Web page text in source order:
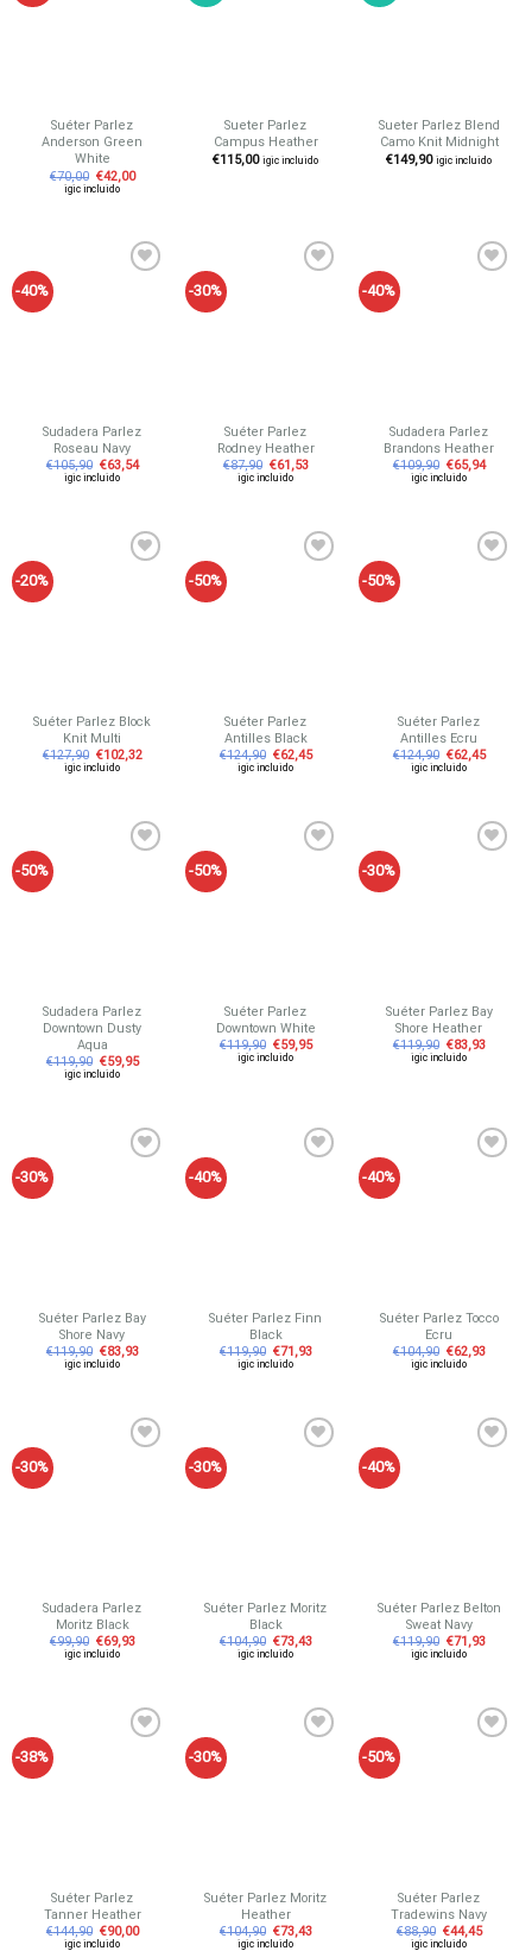
Suéter Parlez
Anderson Green
White
€70,00 €42,00
igic incluido
Sueter Parlez
Campus Heather
€115,00 igic incluido
Sueter Parlez Blend
Camo Knit Midnight
€149,90 igic incluido
-40%
Sudadera Parlez
Roseau Navy
€105,90 €63,54
igic incluido
-30%
Suéter Parlez
Rodney Heather
€87,90 €61,53
igic incluido
-40%
Sudadera Parlez
Brandons Heather
€109,90 €65,94
igic incluido
-20%
Suéter Parlez Block
Knit Multi
€127,90 €102,32
igic incluido
-50%
Suéter Parlez
Antilles Black
€124,90 €62,45
igic incluido
-50%
Suéter Parlez
Antilles Ecru
€124,90 €62,45
igic incluido
-50%
Sudadera Parlez
Downtown Dusty
Aqua
€119,90 €59,95
igic incluido
-50%
Suéter Parlez
Downtown White
€119,90 €59,95
igic incluido
-30%
Suéter Parlez Bay
Shore Heather
€119,90 €83,93
igic incluido
-30%
Suéter Parlez Bay
Shore Navy
€119,90 €83,93
igic incluido
-40%
Suéter Parlez Finn
Black
€119,90 €71,93
igic incluido
-40%
Suéter Parlez Tocco
Ecru
€104,90 €62,93
igic incluido
-30%
Sudadera Parlez
Moritz Black
€99,90 €69,93
igic incluido
-30%
Suéter Parlez Moritz
Black
€104,90 €73,43
igic incluido
-40%
Suéter Parlez Belton
Sweat Navy
€119,90 €71,93
igic incluido
-38%
Suéter Parlez
Tanner Heather
€144,90 €90,00
igic incluido
-30%
Suéter Parlez Moritz
Heather
€104,90 €73,43
igic incluido
-50%
Suéter Parlez
Tradewins Navy
€88,90 €44,45
igic incluido